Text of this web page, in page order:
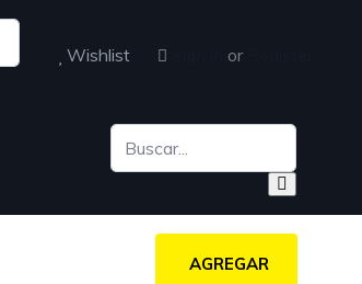
Wishlist or
AGREGAR